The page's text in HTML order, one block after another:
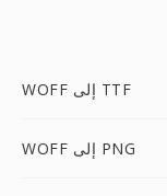
WOFF إلى TTF
WOFF إلى PNG